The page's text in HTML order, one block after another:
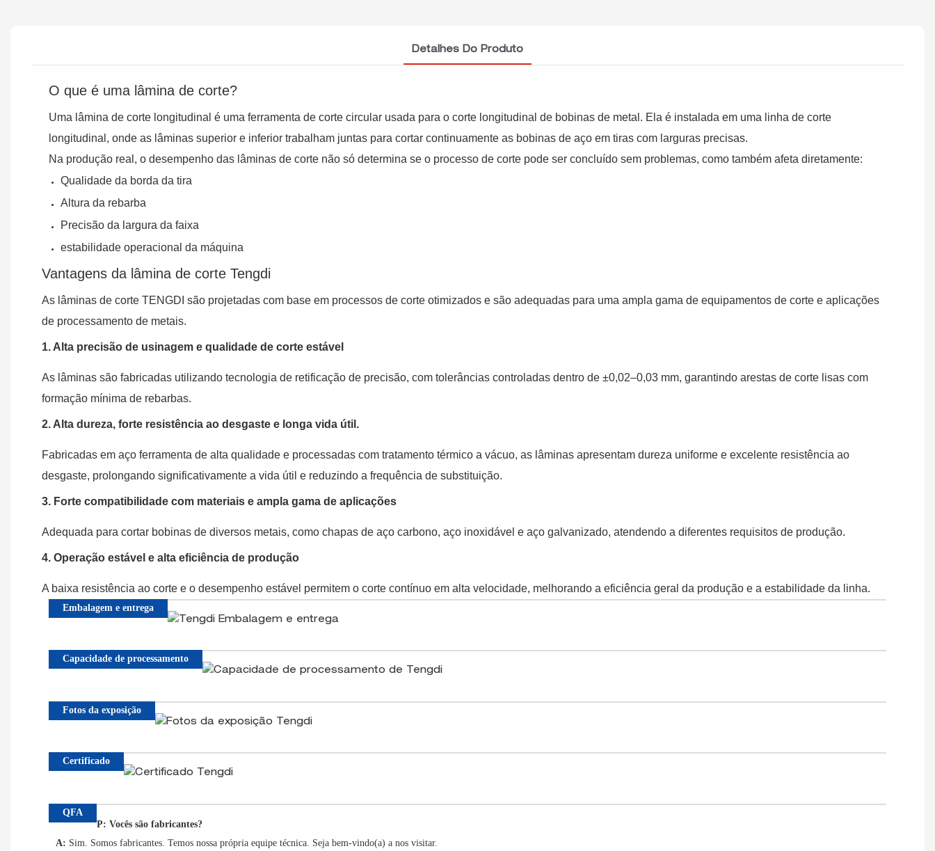
Detalhes Do Produto
O que é uma lâmina de corte?
Uma lâmina de corte longitudinal é uma ferramenta de corte circular usada para o corte longitudinal de bobinas de metal. Ela é instalada em uma linha de corte
longitudinal, onde as lâminas superior e inferior trabalham juntas para cortar continuamente as bobinas de aço em tiras com larguras precisas.
Na produção real, o desempenho das lâminas de corte não só determina se o processo de corte pode ser concluído sem problemas, como também afeta diretamente:
Qualidade da borda da tira
Altura da rebarba
Precisão da largura da faixa
estabilidade operacional da máquina
Vantagens da lâmina de corte Tengdi
As lâminas de corte TENGDI são projetadas com base em processos de corte otimizados e são adequadas para uma ampla gama de equipamentos de corte e aplicações
de processamento de metais.
1. Alta precisão de usinagem e qualidade de corte estável
As lâminas são fabricadas utilizando tecnologia de retificação de precisão, com tolerâncias controladas dentro de ±0,02–0,03 mm, garantindo arestas de corte lisas com
formação mínima de rebarbas.
2. Alta dureza, forte resistência ao desgaste e longa vida útil.
Fabricadas em aço ferramenta de alta qualidade e processadas com tratamento térmico a vácuo, as lâminas apresentam dureza uniforme e excelente resistência ao
desgaste, prolongando significativamente a vida útil e reduzindo a frequência de substituição.
3. Forte compatibilidade com materiais e ampla gama de aplicações
Adequada para cortar bobinas de diversos metais, como chapas de aço carbono, aço inoxidável e aço galvanizado, atendendo a diferentes requisitos de produção.
4. Operação estável e alta eficiência de produção
A baixa resistência ao corte e o desempenho estável permitem o corte contínuo em alta velocidade, melhorando a eficiência geral da produção e a estabilidade da linha.
Embalagem e entrega
Capacidade de processamento
Fotos da exposição
Certificado
QFA
P: Vocês são fabricantes?
A: Sim. Somos fabricantes. Temos nossa própria equipe técnica. Seja bem-vindo(a) a nos visitar.